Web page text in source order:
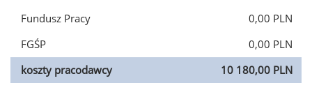
Fundusz Pracy
0,00 PLN
FGŚP
0,00 PLN
koszty pracodawcy
10 180,00 PLN